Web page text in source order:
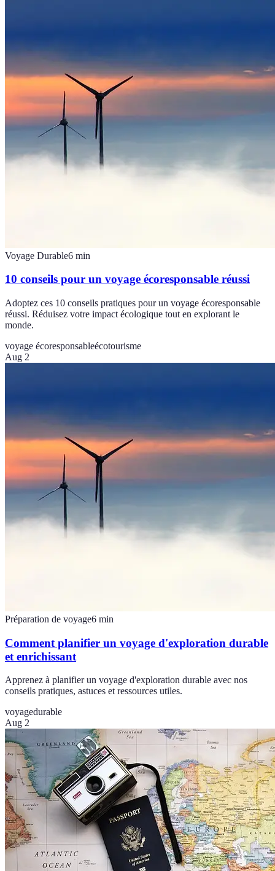
Voyage Durable6 min
10 conseils pour un voyage écoresponsable réussi
Adoptez ces 10 conseils pratiques pour un voyage écoresponsable
réussi. Réduisez votre impact écologique tout en explorant le
monde.
voyage écoresponsableécotourisme
Aug 2
Préparation de voyage6 min
Comment planifier un voyage d'exploration durable
et enrichissant
Apprenez à planifier un voyage d'exploration durable avec nos
conseils pratiques, astuces et ressources utiles.
voyagedurable
Aug 2